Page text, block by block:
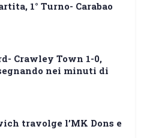
1° Turno- Carabao
Crawley Town 1-0,
nei minuti di
travolge l’MK Dons e